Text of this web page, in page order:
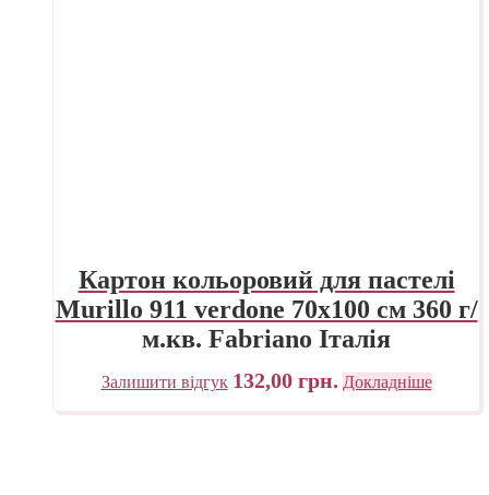
Картон кольоровий для пастелі
Murillo 911 verdone 70х100 см 360 г/
м.кв. Fabriano Італія
Залишити відгук 132,00 грн. Докладніше